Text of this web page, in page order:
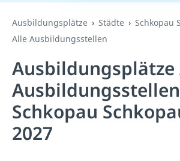
Ausbildungsplätze Städte
Schkopau
Alle Ausbildungsstellen
Ausbildungsplätze
Schkopau
2027